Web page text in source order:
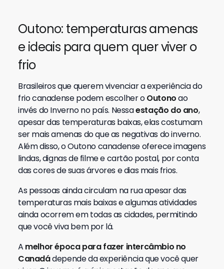
Outono: temperaturas amenas
e ideais para quem quer viver o
frio
Brasileiros que querem vivenciar a experiência do
frio canadense podem escolher oOutonoao
invés do Inverno no país. Nessaestação do ano,
apesar das temperaturas baixas, elas costumam
ser mais amenas do que as negativas do inverno.
Além disso, o Outono canadense oferece imagens
lindas, dignas de filme e cartão postal, por conta
das cores de suas árvores e dias mais frios.
As pessoas ainda circulam na rua apesar das
temperaturas mais baixas e algumas atividades
ainda ocorrem em todas as cidades, permitindo
que você viva bem por lá.
A melhor época para fazer intercâmbio no
Canadádepende da experiência que você quer